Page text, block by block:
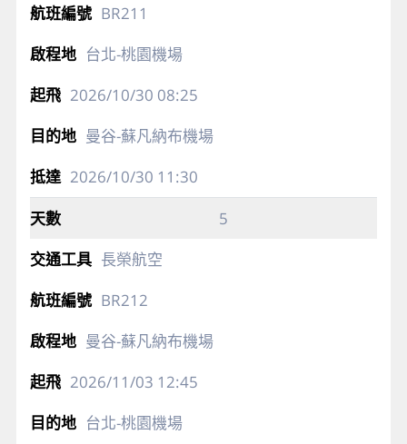
BR211
台北-桃園機場
2026/10/30 08:25
曼谷-蘇凡納布機場
2026/10/30 11:30
5
長榮航空
BR212
曼谷-蘇凡納布機場
2026/11/03 12:45
台北-桃園機場